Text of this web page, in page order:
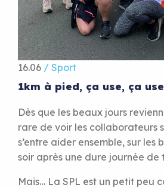
16.06 / Sport
1km à pied, ça use, ça
Dès que les beaux jours
rare de voir les collaborateurs
s’entre aider ensemble, sur les
soir après une dure journée de
Mais… La SPL est un petit peu